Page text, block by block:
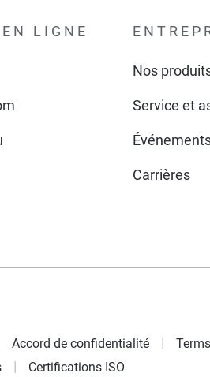
LIGNE
Nos
Service et
Carrières
Accord de confidentialité
Certifications ISO